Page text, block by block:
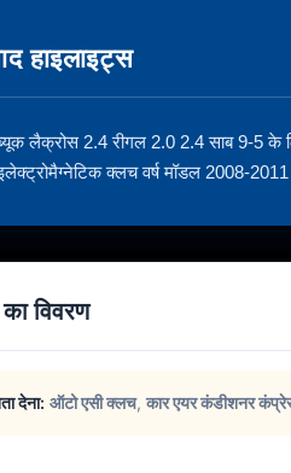
हाइलाइट्स
लैक्रोस 2.4 रीगल 2.0 2.4 साब 9-5 के
क्लच वर्ष मॉडल 2008-
विवरण
देना: ऑटो एसी क्लच, कार एयर कंडीशनर